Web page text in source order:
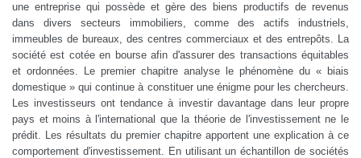
une entreprise qui possède et gère des biens productifs de revenus
dans divers secteurs immobiliers, comme des actifs industriels,
immeubles de bureaux, des centres commerciaux et des entrepôts. La
société est cotée en bourse afin d'assurer des transactions équitables
et ordonnées. Le premier chapitre analyse le phénomène du « biais
domestique » qui continue à constituer une énigme pour les chercheurs.
Les investisseurs ont tendance à investir davantage dans leur propre
pays et moins à l'international que la théorie de l'investissement ne le
prédit. Les résultats du premier chapitre apportent une explication à ce
comportement d'investissement. En utilisant un échantillon de sociétés